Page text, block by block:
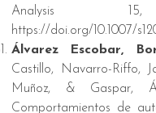
Analysis 15,
https://doi.org/10.1007/
Álvarez Escobar,
Castillo, Navarro-Riffo,
Muñoz, & Gaspar,
Comportamientos de